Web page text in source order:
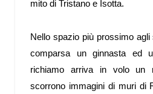
mito di Tristano e Isotta.
Nello spazio più prossimo
comparsa un ginnasta ed
richiamo arriva in volo un
scorrono immagini di muri di